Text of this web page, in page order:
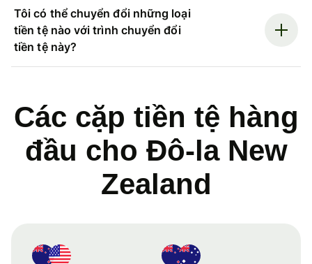
Tôi có thể chuyển đổi những loại
tiền tệ nào với trình chuyển đổi
tiền tệ này?
Các cặp tiền tệ hàng
đầu cho Đô-la New
Zealand